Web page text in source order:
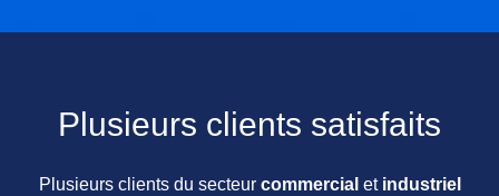
Plusieurs clients satisfaits
Plusieurs clients du secteur commercial et industriel